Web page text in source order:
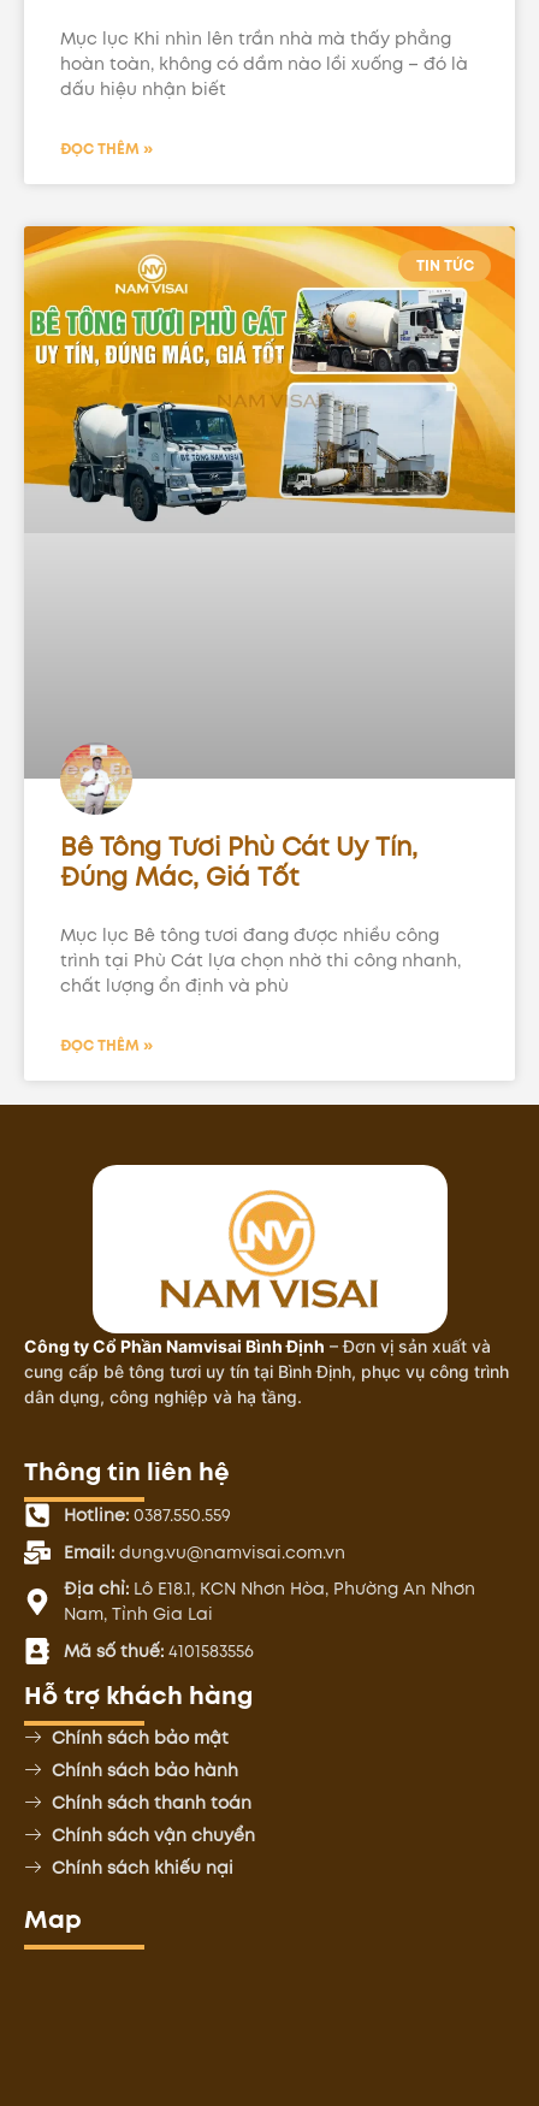
Mục lục Khi nhìn lên trần nhà mà thấy phẳng
hoàn toàn, không có dầm nào lồi xuống – đó là
dấu hiệu nhận biết
ĐỌC THÊM »
TIN TỨC
Bê Tông Tươi Phù Cát Uy Tín,
Đúng Mác, Giá Tốt
Mục lục Bê tông tươi đang được nhiều công
trình tại Phù Cát lựa chọn nhờ thi công nhanh,
chất lượng ổn định và phù
ĐỌC THÊM »
Công ty Cổ Phần Namvisai Bình Định – Đơn vị sản xuất và
cung cấp bê tông tươi uy tín tại Bình Định, phục vụ công trình
dân dụng, công nghiệp và hạ tầng.
Thông tin liên hệ
Hotline:0387.550.559
Email:dung.vu@namvisai.com.vn
Địa chỉ:Lô E18.1, KCN Nhơn Hòa, Phường An Nhơn
Nam, Tỉnh Gia Lai
Mã số thuế:4101583556
Hỗ trợ khách hàng
Chính sách bảo mật
Chính sách bảo hành
Chính sách thanh toán
Chính sách vận chuyển
Chính sách khiếu nại
Map